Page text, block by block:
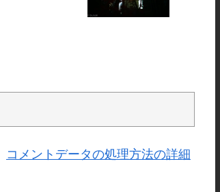
コメントデータの処理方法の詳細